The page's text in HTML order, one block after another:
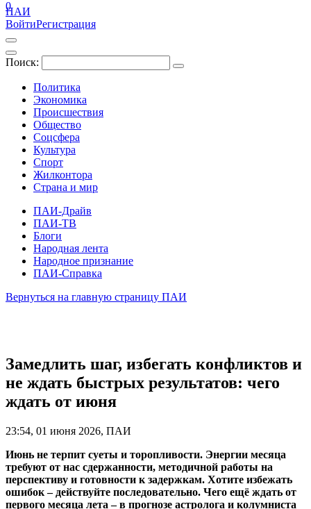
ПАИ
ВойтиРегистрация
Поиск:
Политика
Экономика
Происшествия
Общество
Соцсфера
Культура
Спорт
Жилконтора
Страна и мир
ПАИ-Драйв
ПАИ-ТВ
Блоги
Народная лента
Народное признание
ПАИ-Справка
0
Вернуться на главную страницу ПАИ
Замедлить шаг, избегать конфликтов и
не ждать быстрых результатов: чего
ждать от июня
23:54, 01 июня 2026, ПАИ
Июнь не терпит суеты и торопливости. Энергии месяца
требуют от нас сдержанности, методичной работы на
перспективу и готовности к задержкам. Хотите избежать
ошибок – действуйте последовательно. Чего ещё ждать от
первого месяца лета – в прогнозе астролога и колумниста